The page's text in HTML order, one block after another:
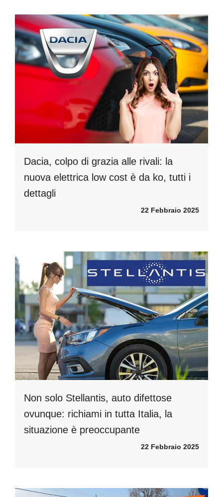
Dacia, colpo di grazia alle rivali: la
nuova elettrica low cost è da ko, tutti i
dettagli
22 Febbraio 2025
Non solo Stellantis, auto difettose
ovunque: richiami in tutta Italia, la
situazione è preoccupante
22 Febbraio 2025